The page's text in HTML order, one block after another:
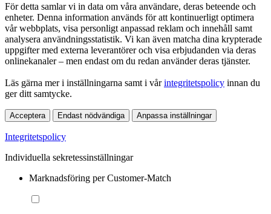
För detta samlar vi in data om våra användare, deras beteende och
enheter. Denna information används för att kontinuerligt optimera
vår webbplats, visa personligt anpassad reklam och innehåll samt
analysera användningsstatistik. Vi kan även matcha dina krypterade
uppgifter med externa leverantörer och visa erbjudanden via deras
onlinekanaler – men endast om du redan använder deras tjänster.
Läs gärna mer i inställningarna samt i vårintegritetspolicy innan du
ger ditt samtycke.
Acceptera Endast nödvändiga Anpassa inställningar
Integritetspolicy
Individuella sekretessinställningar
Marknadsföring per Customer-Match